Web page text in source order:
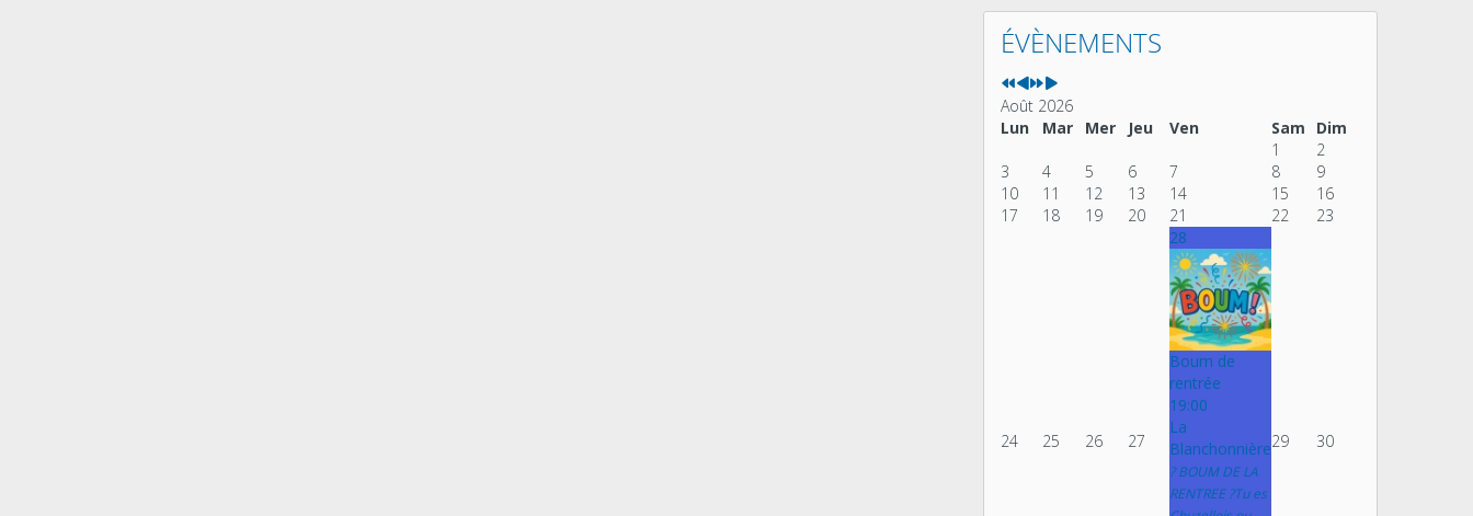
ÉVÈNEMENTS
Année
précédente
Mois
précédent
Année
suivante
Mois
suivant
Août 2026
Lun
Mar Mer Jeu Ven Sam
Dim
1
2
3
4 5 6 7 8
9
10
11 12 13 14 15
16
17
18 19 20 21 22 23
24 25 26 27
28
Boum de
rentrée
19:00
La
Blanchonnière
? BOUM DE LA
RENTREE ?Tu es
29 30